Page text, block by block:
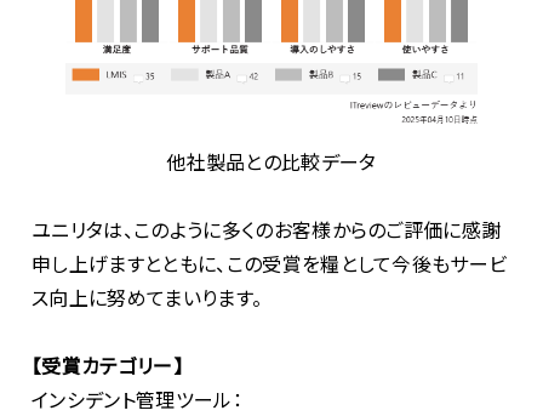
他社製品との比較データ
ユニリタは、このように多くのお客様からのご評価に感謝
申し上げますとともに、この受賞を糧として今後もサービ
ス向上に努めてまいります。
【受賞カテゴリー】
インシデント管理ツール：